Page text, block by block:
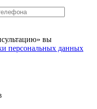
вы
персональных данных